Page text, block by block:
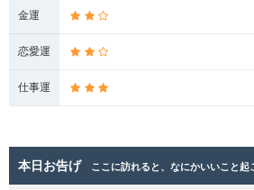
金運
恋愛運
仕事運
本日お告げ ここに訪れると、なにかいいこと起